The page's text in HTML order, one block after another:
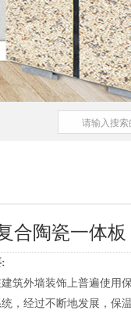
合陶瓷一体板
:
筑外墙装饰上普遍使用
，经过不断地发展，保